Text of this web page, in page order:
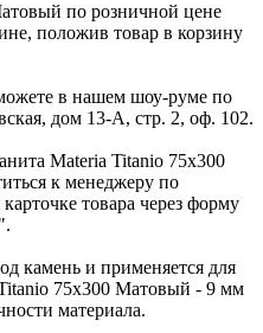
по розничной цене
положив товар в корзину
в нашем шоу-руме по
дом 13-А, стр. 2, оф. 102.
Materia Titanio 75x300
к менеджеру по
товара через форму
камень и применяется для
75x300 Матовый - 9 мм
материала.